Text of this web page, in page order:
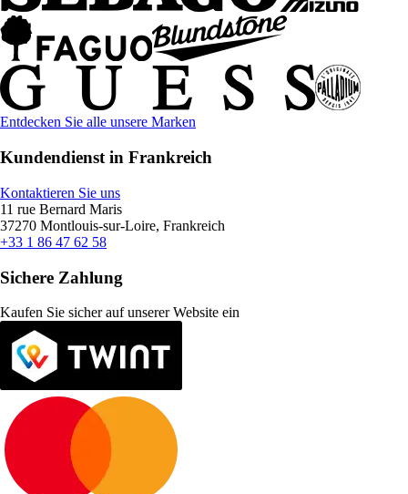
Entdecken Sie alle unsere Marken
Kundendienst in Frankreich
Kontaktieren Sie uns
11 rue Bernard Maris
37270 Montlouis-sur-Loire, Frankreich
+33 1 86 47 62 58
Sichere Zahlung
Kaufen Sie sicher auf unserer Website ein